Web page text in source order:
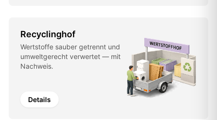
Recyclinghof
Wertstoffe sauber getrennt und
umweltgerecht verwertet — mit
Nachweis.
Details